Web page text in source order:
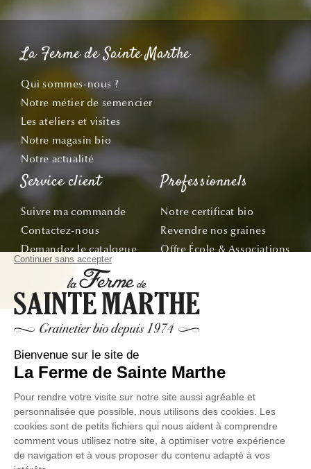
La Ferme de Sainte Marthe
Qui sommes-nous ?
Notre métier de semencier
Les ateliers et visites
Notre magasin bio
Notre actualité
Service client
Suivre ma commande
Contactez-nous
Demandez le catalogue
Bon de commande
Tous nos conseils
Professionnels
Notre certificat bio
Revendre nos graines
Offre École & Associations
Abonnez-vous
E-mail
© La Ferme de Sainte Marthe - Tous droit réservés
Données